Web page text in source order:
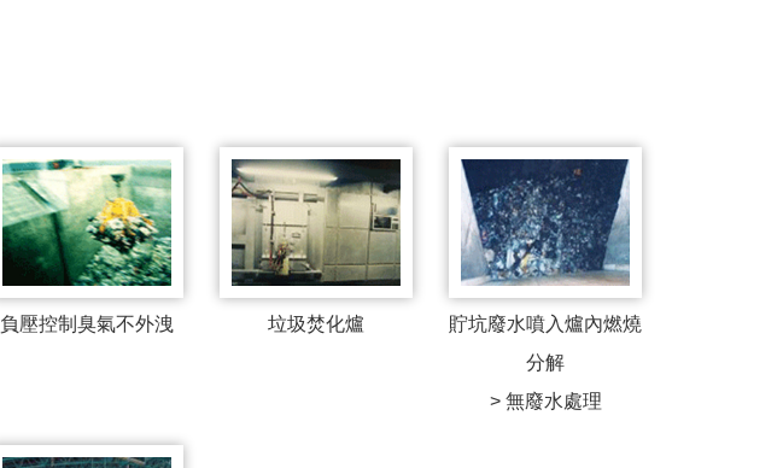
負壓控制臭氣不外洩 垃圾焚化爐
貯坑廢水噴入爐內燃燒
分解
> 無廢水處理